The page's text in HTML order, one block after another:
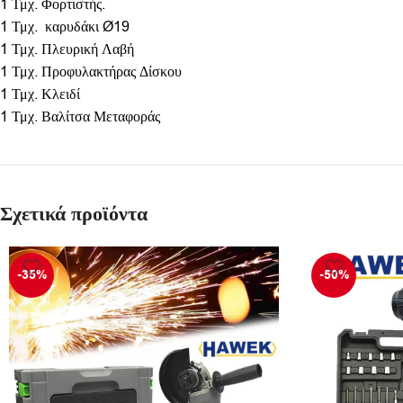
1 Τμχ. Φορτιστής.
1 Τμχ. καρυδάκι Ø19
1 Τμχ. Πλευρική Λαβή
1 Τμχ. Προφυλακτήρας Δίσκου
1 Τμχ. Κλειδί
1 Τμχ. Βαλίτσα Μεταφοράς
Σχετικά προϊόντα
-35% -50%